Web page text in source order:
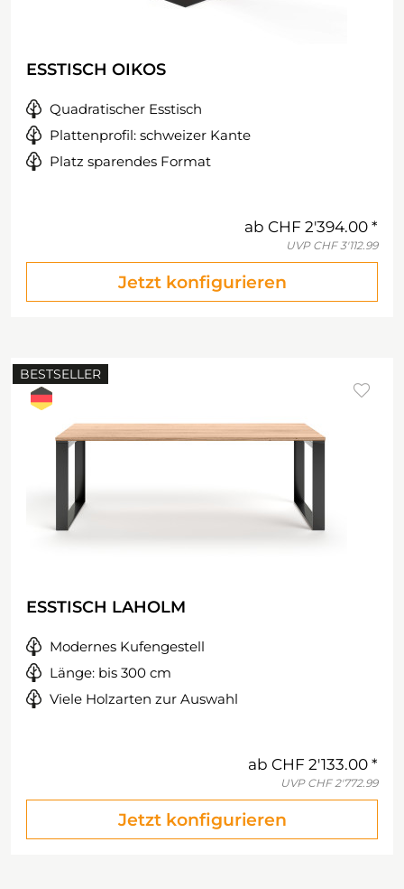
ESSTISCH OIKOS
Quadratischer Esstisch
Plattenprofil: schweizer Kante
Platz sparendes Format
ab CHF 2'394.00
UVP CHF 3'112.99
Jetzt konfigurieren
BESTSELLER
ESSTISCH LAHOLM
Modernes Kufengestell
Länge: bis 300 cm
Viele Holzarten zur Auswahl
ab CHF 2'133.00
UVP CHF 2'772.99
Jetzt konfigurieren